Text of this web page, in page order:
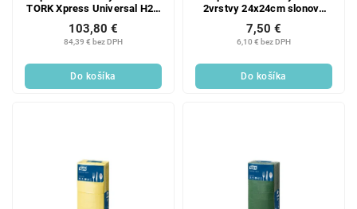
TORK Xpress Universal H2 -
84,39 € bez DPH
103,80 €
Do košíka
2vrstvy 24x24cm slonová
6,10 € bez DPH
7,50 €
Do košíka